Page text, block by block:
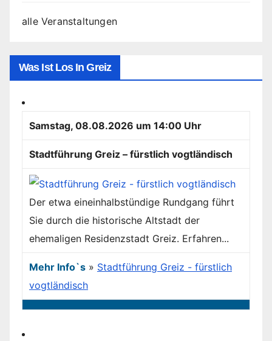
alle Veranstaltungen
Was Ist Los In Greiz
Samstag, 08.08.2026 um 14:00 Uhr
Stadtführung Greiz – fürstlich vogtländisch
Der etwa eineinhalbstündige Rundgang führt
Sie durch die historische Altstadt der
ehemaligen Residenzstadt Greiz. Erfahren...
Mehr Info`s » Stadtführung Greiz - fürstlich
vogtländisch